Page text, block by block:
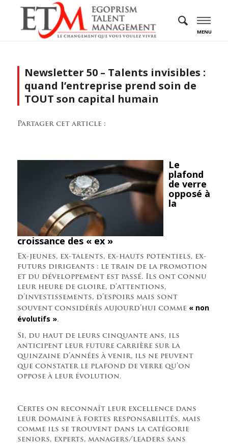
MENU
Newsletter 50 – Talents invisibles :
quand l’entreprise prend soin de
TOUT son capital humain
Partager cet article :
Le
plafond
de verre
opposé à
la
croissance des « ex »
Ex-jeunes, ex-talents, ex-hauts potentiels, ex-
futurs dirigeants : le train de la promotion
et du développement est passé. Ils ont connu
leur heure de gloire, d’attentions,
d’investissements, d’espoirs mais sont
souvent considérés aujourd’hui comme « non
évolutifs ».
Si, du haut de leurs cinquante ans, ils
anticipent leur future carrière sur la
quinzaine d’années à venir, ils ne peuvent
que constater le plafond de verre qu’on
oppose à leur évolution.
Certes on reconnaît leur excellence dans
leur domaine à fortes responsabilités, mais
comme ils se trouvent dans la catégorie
seniors, experts, managers/leaders sans